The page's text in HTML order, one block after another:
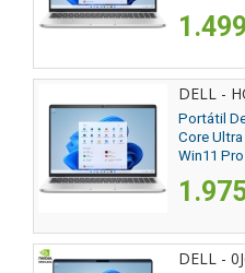
DELL -
Portátil
Core
Win11 Pro
DELL -